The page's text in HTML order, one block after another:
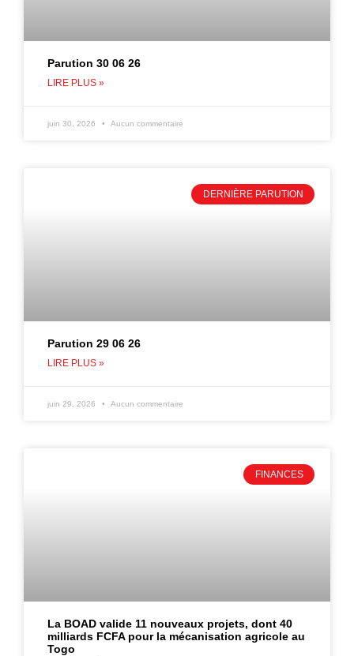
Parution 30 06 26
LIRE PLUS »
juin 30, 2026 Aucun commentaire
DERNIÈRE PARUTION
Parution 29 06 26
LIRE PLUS »
juin 29, 2026 Aucun commentaire
FINANCES
La BOAD valide 11 nouveaux projets, dont 40
milliards FCFA pour la mécanisation agricole au
Togo